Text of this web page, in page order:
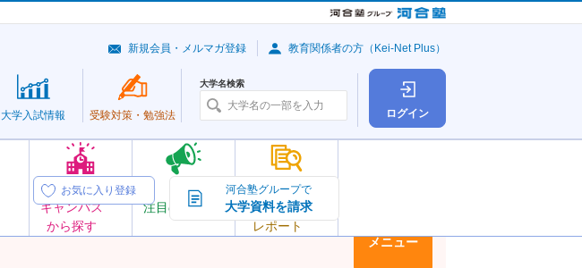
ログイン
オープン
キャンパス
から探す
注目の大学
大学の今
トピック＆
レポート
大学入試情報 受験対策・ 勉強法
大学名検索
新規会員・メルマガ登録 教育関係者の方（Kei-Net Plus）
お気に入り登録 河合塾グループで
大学資料を請求
メニュー